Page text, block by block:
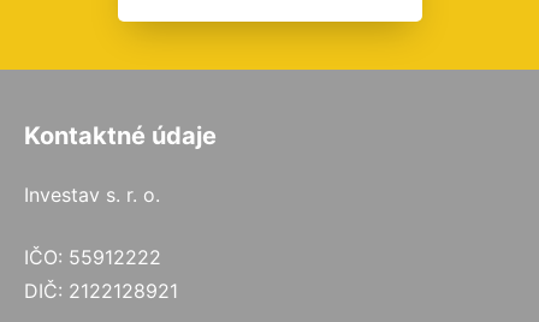
Kontaktné údaje
Investav s. r. o.
IČO: 55912222
DIČ: 2122128921